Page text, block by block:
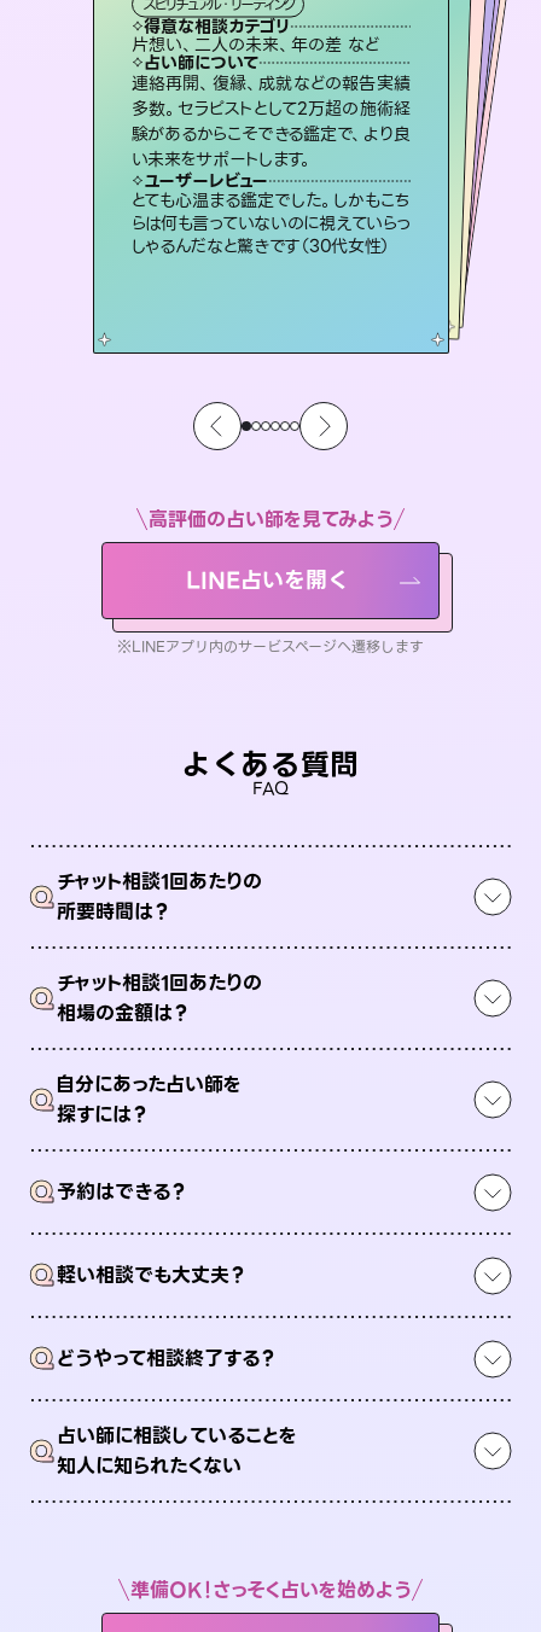
得意な相談カテゴリ
片想い、二人の未来、年の差 など
占い師について
連絡再開、復縁、成就などの報告実績
多数。セラピストとして2万超の施術経
験があるからこそできる鑑定で、より良
い未来をサポートします。
ユーザーレビュー
とても心温まる鑑定でした。しかもこち
らは何も言っていないのに視えていらっ
しゃるんだなと驚きです（30代女性）
スピリチュアル・リーディング
得意な相談カテゴリ
片想い、あの人の気持ち、復縁 など
占い師について
3,700年以上の歴史を持つ東洋最古の
占術「易占」で詳細まで占い、幸せへ向
かう道筋を示します。厳しい結果にも具
体的な対策をお伝えします。
ユーザーレビュー
複雑な背景もしっかり聞いて鑑定して
いただけました。気持ちが楽になりまし
た（50代 女性）
スピリチュアル・リーディング
得意な相談カテゴリ
片想い、あの人の気持ち、復縁 など
占い師について
恋愛のお悩みの中でも特に「曖昧な関
係」の相談を得意としており、友達以上
恋人未満なお相手との今後や本音を丁
寧に読み解き恋愛成就へと導きます。
ユーザーレビュー
鑑定していただいてアドバイス通りに行
動すると仲が復活してきました。ありが
とうございました（40代 女性）
スピリチュアル・リーディング
得意な相談カテゴリ
出逢い、片想い、復縁 など
占い師について
未来には何パターンもの選択肢があります。不安で視えにくくなっているあなたの素敵な未来を見つけ、その未来を選択できるようアドバイスします。
ユーザーレビュー
職場の人の性質や人間関係、本心など
本当によく視えていてびっくり。対策が
打てて前向きになれます（40代）
ルーン
得意な相談カテゴリ
恋愛総合、片想い、二人の未来 など
占い師について
復縁、恋愛、不倫の行方、同性愛や片
思い、仕事関係や借金問題まで知りた
いことや心の負担になっていることを
紐解き、背中をそっと押して導きます。
ユーザーレビュー
安心感のあり、言い切ってくれる所や濁
さない鑑定のおかげで、毎回自分の気
持ちを整えられます（30代 男性）
霊視・オーラ
オラクルカード
得意な相談カテゴリ
恋愛総合、あの人の気持ち など
占い師について
霊視×オラクルカードを使って「今」と
「未来」そして「気になるあの人の気持
ち」まで丁寧に読み解き、恋や人生のヒ
ントを優しく引き出します。
ユーザーレビュー
不安な気持ちが嘘みたいに晴れまし
た…！よく視えていらっしゃるんだなと
感じました（40代 女性）
高評価の占い師を見てみよう
LINE占いを開く
※LINEアプリ内のサービスページへ遷移します
よくある質問
FAQ
Qチャット相談1回あたりの
所要時間は？
Qチャット相談1回あたりの
相場の金額は？
Q自分にあった占い師を
探すには？
Q予約はできる？
Q軽い相談でも大丈夫？
Qどうやって相談終了する？
Q占い師に相談していることを
知人に知られたくない
準備OK！さっそく占いを始めよう